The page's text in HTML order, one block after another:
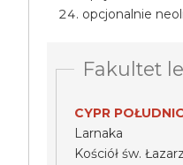
opcjonalnie
Fakultet
CYPR
Larnaka
Kościół św.